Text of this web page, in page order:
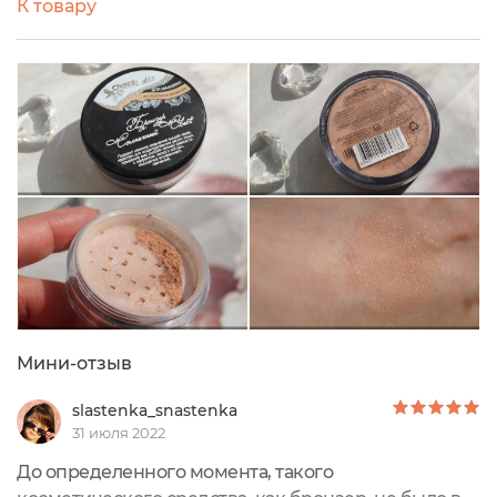
для моделирования овала лица, наношу
небольшое количество на скулы и лицо визуально
приобретает более чёткое очертание. Цвет тёплый,
не резкий... Жаль фото не передаёт всё качество их
текстуры и цвета. На моей комбинированной коже
держится отлично. Макияж с ним выглядит
естественно, с эффектом лёгкого загара.
Рекомендую всём любителям натуральной
декоративной косметики 👍
К товару
Мини-отзыв
slastenka_snastenka
31 июля 2022
До определенного момента, такого